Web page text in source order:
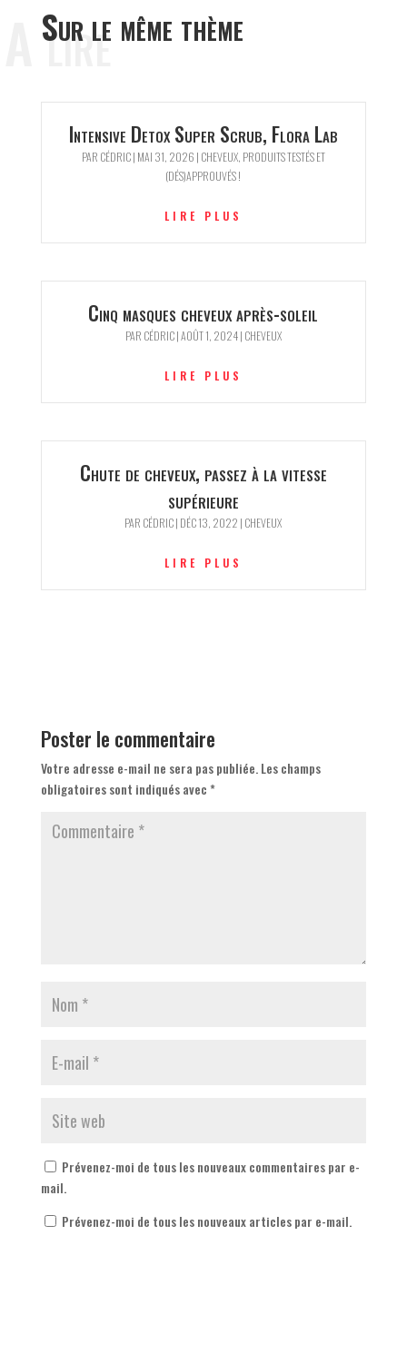
Sur le même thème
A lire
Intensive Detox Super Scrub, Flora Lab
PAR CÉDRIC| MAI 31, 2026 | CHEVEUX, PRODUITS TESTÉS ET
(DÉS)APPROUVÉS !
LIRE PLUS
Cinq masques cheveux après-soleil
PAR CÉDRIC|AOÛT 1, 2024| CHEVEUX
LIRE PLUS
Chute de cheveux, passez à la vitesse
supérieure
PAR CÉDRIC| DÉC 13, 2022 | CHEVEUX
LIRE PLUS
Poster le commentaire
Votre adresse e-mail ne sera pas publiée. Les champs
obligatoires sont indiqués avec*
Prévenez-moi de tous les nouveaux commentaires par e-
mail.
Prévenez-moi de tous les nouveaux articles par e-mail.